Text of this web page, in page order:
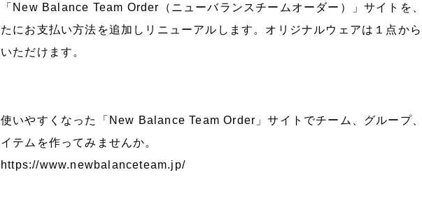
「New Balance Team Order（ニューバランスチームオーダー）」サイトを
たにお支払い方法を追加しリニューアルします。オリジナルウェアは１点か
いただけます。
使いやすくなった「New Balance Team Order」サイトでチーム、グループ
イテムを作ってみませんか。
https://www.newbalanceteam.jp/